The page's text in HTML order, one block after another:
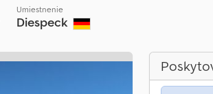
Umiestnenie
Diespeck